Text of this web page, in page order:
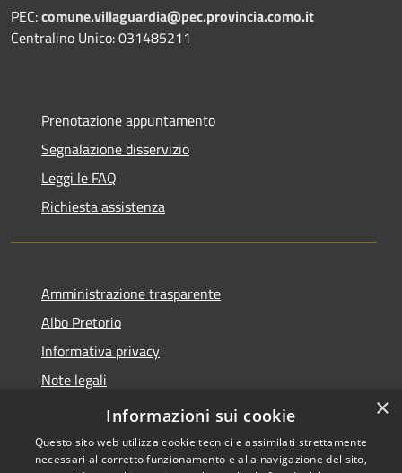
PEC:comune.villaguardia@pec.provincia.como.it
Centralino Unico: 031485211
Prenotazione appuntamento
Segnalazione disservizio
Leggi le FAQ
Richiesta assistenza
Amministrazione trasparente
Albo Pretorio
Informativa privacy
Note legali
Dichiarazione di accessibilità
×
Informazioni sui cookie
Questo sito web utilizza cookie tecnici e assimilati strettamente
necessari al corretto funzionamento e alla navigazione del sito,